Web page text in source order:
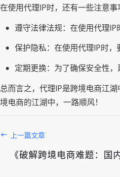
在使用代理IP时，还有一些注意事
遵守法律法规：在使用代理
保护隐私：在使用代理IP时
定期更换：为了确保安全性，
总而言之，代理IP是跨境电商江
境电商的江湖中，一路顺风！
上一篇文章
《破解跨境电商难题：国